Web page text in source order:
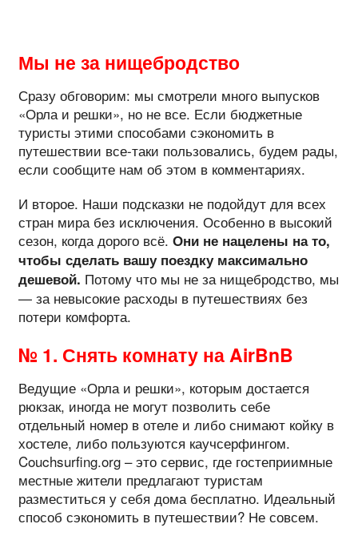
Мы не за нищебродство
Сразу обговорим: мы смотрели много выпусков
«Орла и решки», но не все. Если бюджетные
туристы этими способами сэкономить в
путешествии все-таки пользовались, будем рады,
если сообщите нам об этом в комментариях.
И второе. Наши подсказки не подойдут для всех
стран мира без исключения. Особенно в высокий
сезон, когда дорого всё. Они не нацелены на то,
чтобы сделать вашу поездку максимально
дешевой. Потому что мы не за нищебродство, мы
— за невысокие расходы в путешествиях без
потери комфорта.
№ 1. Снять комнату на AirBnB
Ведущие «Орла и решки», которым достается
рюкзак, иногда не могут позволить себе
отдельный номер в отеле и либо снимают койку в
хостеле, либо пользуются каучсерфингом.
Couchsurfing.org – это сервис, где гостеприимные
местные жители предлагают туристам
разместиться у себя дома бесплатно. Идеальный
способ сэкономить в путешествии? Не совсем.